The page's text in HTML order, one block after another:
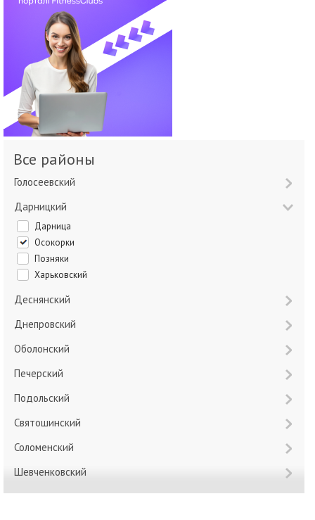
Все районы
Голосеевский
Дарницкий
Дарница
Осокорки
Позняки
Харьковский
Деснянский
Днепровский
Оболонский
Печерский
Подольский
Святошинский
Соломенский
Шевченковский